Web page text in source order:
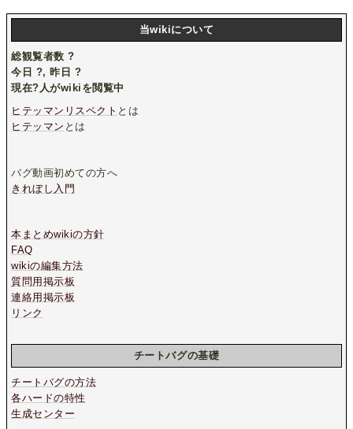
当wikiについて
総観覧者数?
今日 ?, 昨日 ?
現在?人がwikiを閲覧中
ヒテッマンリスペクト とは
ヒテッマン とは
バグ動画初めての方へ
きれぼし入門
本まとめwikiの方針
FAQ
wikiの編集方法
質問用掲示板
連絡用掲示板
リンク
チートバグの基礎
チートバグの方法
各ハードの特性
生成センター